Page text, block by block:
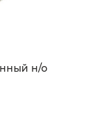
н/о